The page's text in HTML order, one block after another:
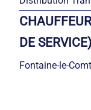
DE
Fontaine-le-